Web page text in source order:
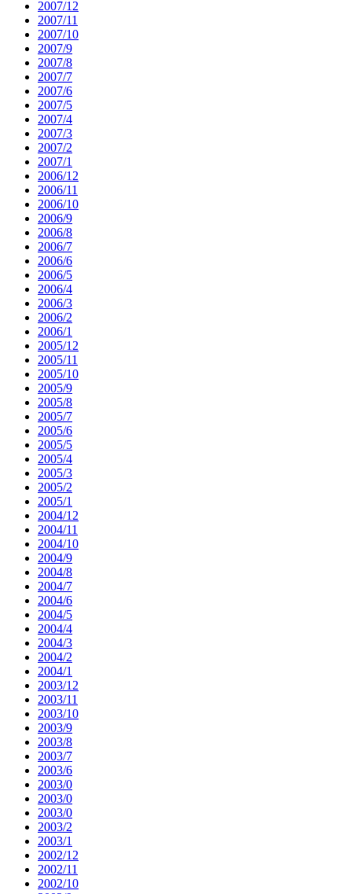
2007/12
2007/11
2007/10
2007/9
2007/8
2007/7
2007/6
2007/5
2007/4
2007/3
2007/2
2007/1
2006/12
2006/11
2006/10
2006/9
2006/8
2006/7
2006/6
2006/5
2006/4
2006/3
2006/2
2006/1
2005/12
2005/11
2005/10
2005/9
2005/8
2005/7
2005/6
2005/5
2005/4
2005/3
2005/2
2005/1
2004/12
2004/11
2004/10
2004/9
2004/8
2004/7
2004/6
2004/5
2004/4
2004/3
2004/2
2004/1
2003/12
2003/11
2003/10
2003/9
2003/8
2003/7
2003/6
2003/0
2003/0
2003/0
2003/2
2003/1
2002/12
2002/11
2002/10